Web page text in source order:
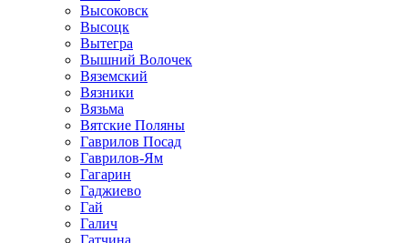
Высоковск
Высоцк
Вытегра
Вышний Волочек
Вяземский
Вязники
Вязьма
Вятские Поляны
Гаврилов Посад
Гаврилов-Ям
Гагарин
Гаджиево
Гай
Галич
Гатчина